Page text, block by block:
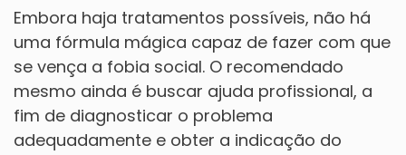
Embora haja tratamentos possíveis, não há
uma fórmula mágica capaz de fazer com que
se vença a fobia social. O recomendado
mesmo ainda é buscar ajuda profissional, a
fim de diagnosticar o problema
adequadamente e obter a indicação do